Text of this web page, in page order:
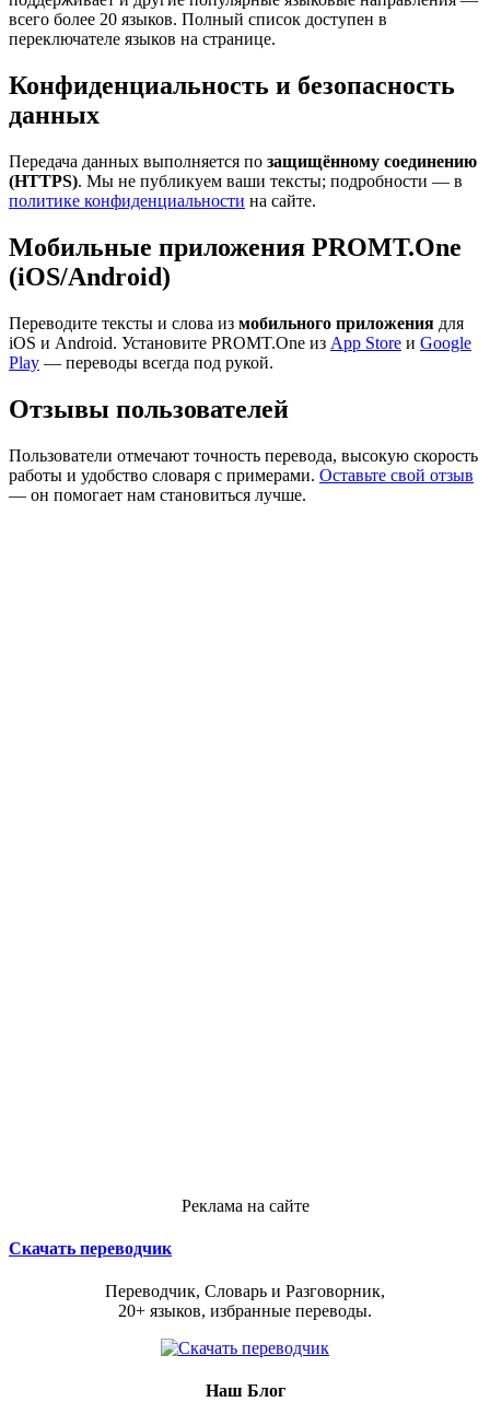
всего более 20 языков. Полный список доступен в
переключателе языков на странице.
Конфиденциальность и безопасность
данных
Передача данных выполняется по защищённому соединению
(HTTPS). Мы не публикуем ваши тексты; подробности — в
политике конфиденциальности на сайте.
Мобильные приложения PROMT.One
(iOS/Android)
Переводите тексты и слова из мобильного приложения для
iOS и Android. Установите PROMT.One из App Store и Google
Play — переводы всегда под рукой.
Отзывы пользователей
Пользователи отмечают точность перевода, высокую скорость
работы и удобство словаря с примерами. Оставьте свой отзыв
— он помогает нам становиться лучше.
Реклама на сайте
Скачать переводчик
Переводчик, Словарь и Разговорник,
20+ языков, избранные переводы.
Наш Блог